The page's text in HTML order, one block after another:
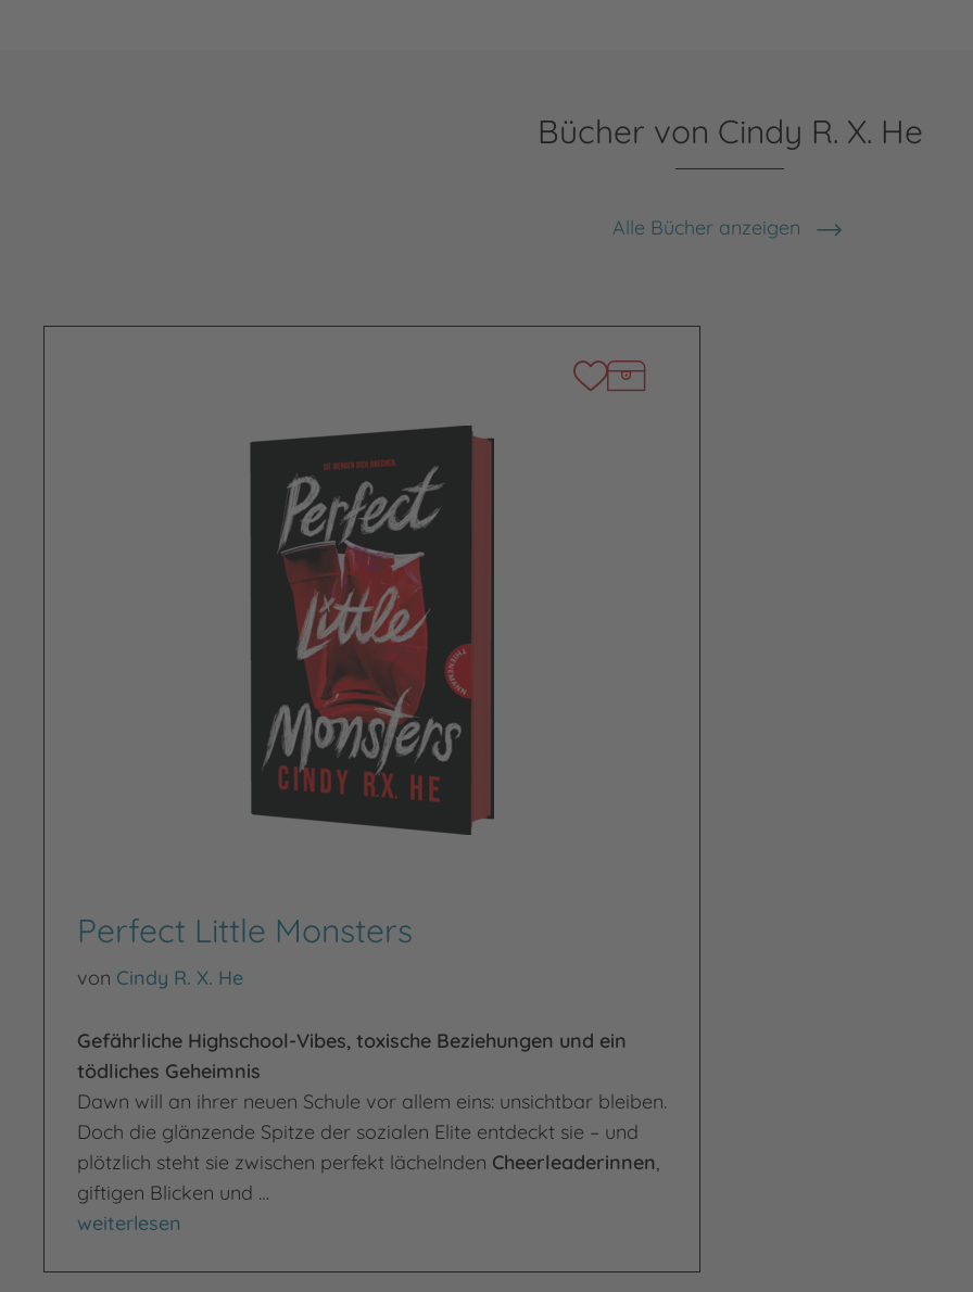
Bücher von Cindy R. X. He
Alle Bücher anzeigen
Perfect Little Monsters
von Cindy R. X. He
Gefährliche Highschool-Vibes, toxische Beziehungen und ein
tödliches Geheimnis
Dawn will an ihrer neuen Schule vor allem eins: unsichtbar bleiben.
Doch die glänzende Spitze der sozialen Elite entdeckt sie – und
plötzlich steht sie zwischen perfekt lächelnden Cheerleaderinnen,
giftigen Blicken und …
Perfect Little Monsters
weiterlesen